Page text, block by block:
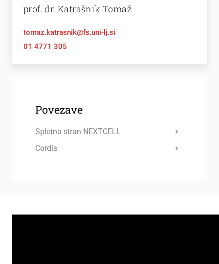
prof. dr. Katrašnik Tomaž
tomaz.katrasnik@fs.uni-lj.si
01 4771 305
Povezave
Spletna stran NEXTCELL
Cordis